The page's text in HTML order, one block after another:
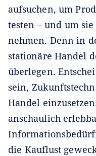
aufsuchen, um
testen – und um
nehmen. Denn in
stationäre Handel
überlegen.
sein,
Handel
anschaulich
die Kauflust